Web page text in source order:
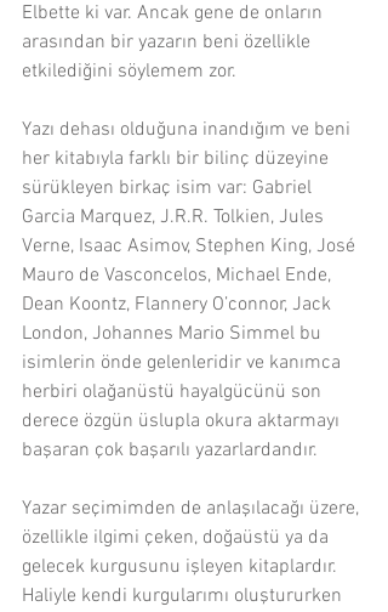
Elbette ki var. Ancak gene de onların
arasından bir yazarın beni özellikle
etkilediğini söylemem zor.
Yazı dehası olduğuna inandığım ve beni
her kitabıyla farklı bir bilinç düzeyine
sürükleyen birkaç isim var: Gabriel
Garcia Marquez, J.R.R. Tolkien, Jules
Verne, Isaac Asimov, Stephen King, José
Mauro de Vasconcelos, Michael Ende,
Dean Koontz, Flannery O’connor, Jack
London, Johannes Mario Simmel bu
isimlerin önde gelenleridir ve kanımca
herbiri olağanüstü hayalgücünü son
derece özgün üslupla okura aktarmayı
başaran çok başarılı yazarlardandır.
Yazar seçimimden de anlaşılacağı üzere,
özellikle ilgimi çeken, doğaüstü ya da
gelecek kurgusunu işleyen kitaplardır.
Haliyle kendi kurgularımı oluştururken